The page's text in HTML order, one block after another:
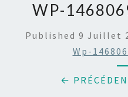
WP-
Published 9 Juillet
Wp-
←